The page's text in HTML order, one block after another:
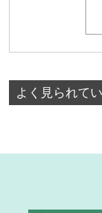
よく見られて